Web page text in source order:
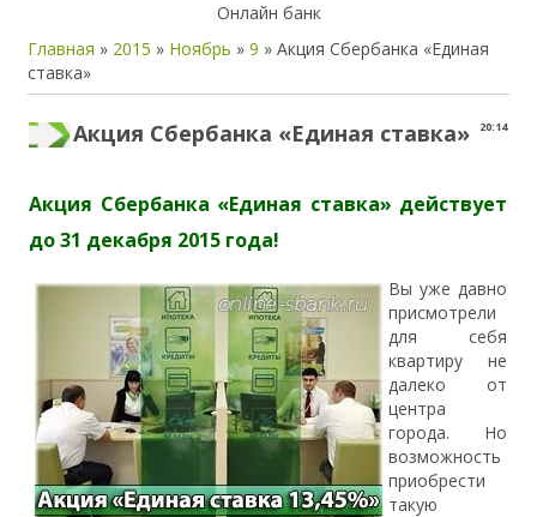
Онлайн банк
Главная » 2015 » Ноябрь » 9 » Акция Сбербанка «Единая
ставка»
20:14
Акция Сбербанка «Единая ставка»
Акция Сбербанка «Единая ставка» действует
до 31 декабря 2015 года!
Вы уже давно
присмотрели
для себя
квартиру не
далеко от
центра
города. Но
возможность
приобрести
такую